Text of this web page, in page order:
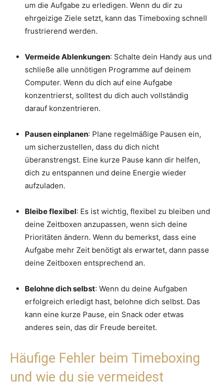
um die Aufgabe zu erledigen. Wenn du dir zu
ehrgeizige Ziele setzt, kann das Timeboxing schnell
frustrierend werden.
Vermeide Ablenkungen: Schalte dein Handy aus und
schließe alle unnötigen Programme auf deinem
Computer. Wenn du dich auf eine Aufgabe
konzentrierst, solltest du dich auch vollständig
darauf konzentrieren.
Pausen einplanen: Plane regelmäßige Pausen ein,
um sicherzustellen, dass du dich nicht
überanstrengst. Eine kurze Pause kann dir helfen,
dich zu entspannen und deine Energie wieder
aufzuladen.
Bleibe flexibel: Es ist wichtig, flexibel zu bleiben und
deine Zeitboxen anzupassen, wenn sich deine
Prioritäten ändern. Wenn du bemerkst, dass eine
Aufgabe mehr Zeit benötigt als erwartet, dann passe
deine Zeitboxen entsprechend an.
Belohne dich selbst: Wenn du deine Aufgaben
erfolgreich erledigt hast, belohne dich selbst. Das
kann eine kurze Pause, ein Snack oder etwas
anderes sein, das dir Freude bereitet.
Häufige Fehler beim Timeboxing
und wie du sie vermeidest